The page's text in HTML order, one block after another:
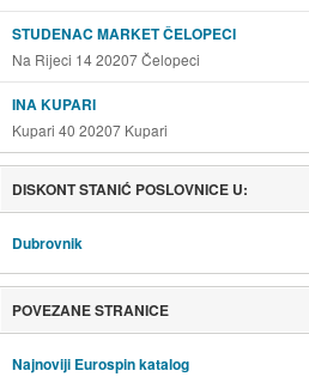
STUDENAC MARKET ČELOPECI
Na Rijeci 14 20207 Čelopeci
INA KUPARI
Kupari 40 20207 Kupari
DISKONT STANIĆ POSLOVNICE U:
Dubrovnik
POVEZANE STRANICE
Najnoviji Eurospin katalog